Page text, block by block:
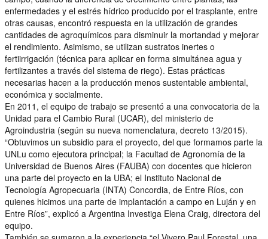
enfermedades y el estrés hídrico producido por el trasplante, entre
otras causas, encontró respuesta en la utilización de grandes
cantidades de agroquímicos para disminuir la mortandad y mejorar
el rendimiento. Asimismo, se utilizan sustratos inertes o
fertiirrigación (técnica para aplicar en forma simultánea agua y
fertilizantes a través del sistema de riego). Estas prácticas
necesarias hacen a la producción menos sustentable ambiental,
económica y socialmente.
En 2011, el equipo de trabajo se presentó a una convocatoria de la
Unidad para el Cambio Rural (UCAR), del ministerio de
Agroindustria (según su nueva nomenclatura, decreto 13/2015).
“Obtuvimos un subsidio para el proyecto, del que formamos parte la
UNLu como ejecutora principal; la Facultad de Agronomía de la
Universidad de Buenos Aires (FAUBA) con docentes que hicieron
una parte del proyecto en la UBA; el Instituto Nacional de
Tecnología Agropecuaria (INTA) Concordia, de Entre Ríos, con
quienes hicimos una parte de implantación a campo en Luján y en
Entre Ríos”, explicó a Argentina Investiga Elena Craig, directora del
equipo.